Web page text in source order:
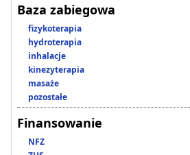
Baza zabiegowa
fizykoterapia
hydroterapia
inhalacje
kinezyterapia
masaże
pozostałe
Finansowanie
NFZ